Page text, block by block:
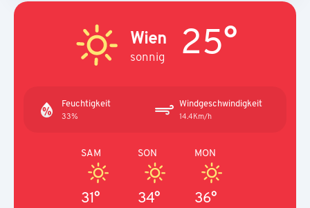
Wien
sonnig 25°
Feuchtigkeit
33%
Windgeschwindigkeit
14.4Km/h
SAM
31°
SON
34°
MON
36°